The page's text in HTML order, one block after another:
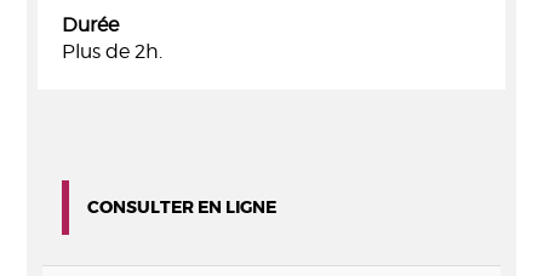
Durée
Plus de 2h.
CONSULTER EN LIGNE